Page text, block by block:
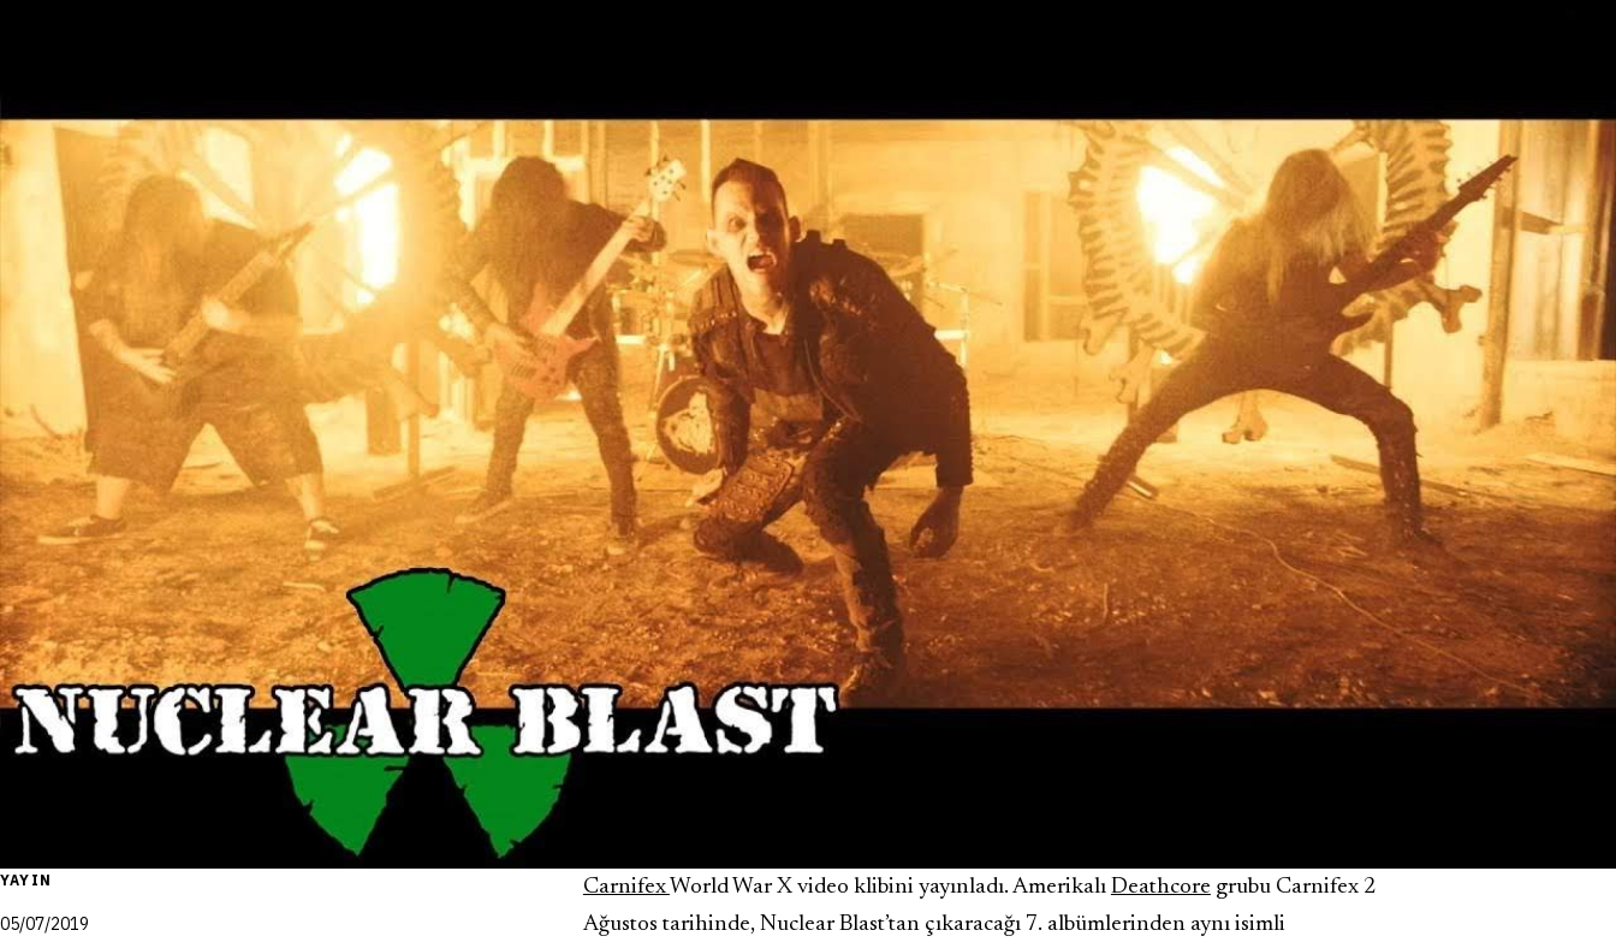
YAYIN
05/07/2019
Carnifex World War X video klibini yayınladı. Amerikalı Deathcore grubu Carnifex 2
Ağustos tarihinde, Nuclear Blast’tan çıkaracağı 7. albümlerinden aynı isimli